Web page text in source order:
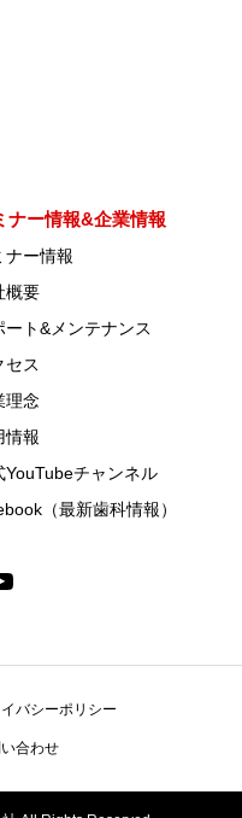
ナー情報&企業情報
ナー情報
概要
ート&メンテナンス
セス
理念
情報
YouTubeチャンネル
（最新歯科情報）
バシーポリシー
合わせ